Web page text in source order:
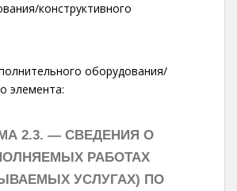
конструктивного
оборудования/
элемента:
2.3. —СВЕДЕНИЯ О
РАБОТАХ
УСЛУГАХ) ПО